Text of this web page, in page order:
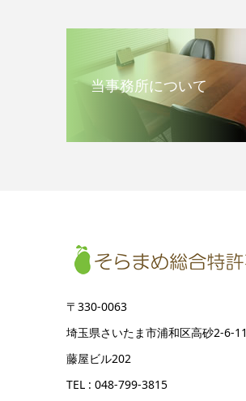
当事務所について
〒330-0063
埼玉県さいたま市浦和区高砂2-6-11
藤屋ビル202
TEL : 048-799-3815